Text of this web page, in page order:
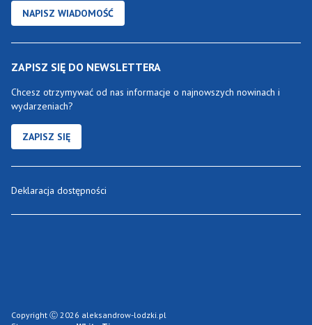
NAPISZ WIADOMOŚĆ
ZAPISZ SIĘ DO NEWSLETTERA
Chcesz otrzymywać od nas informacje o najnowszych nowinach i
wydarzeniach?
ZAPISZ SIĘ
Deklaracja dostępności
Copyright Ⓒ 2026 aleksandrow-lodzki.pl